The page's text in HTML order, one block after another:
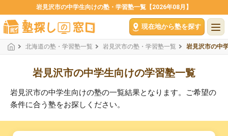
岩見沢市の中学生向けの塾・学習塾一覧【2026年08月】
現在地から塾を探す
北海道の塾・学習塾一覧 岩見沢市の塾・学習塾一覧 岩見沢市の中
岩見沢市の中学生向けの学習塾一覧
岩見沢市の中学生向けの塾の一覧結果となります。ご希望の
条件に合う塾をお探しください。